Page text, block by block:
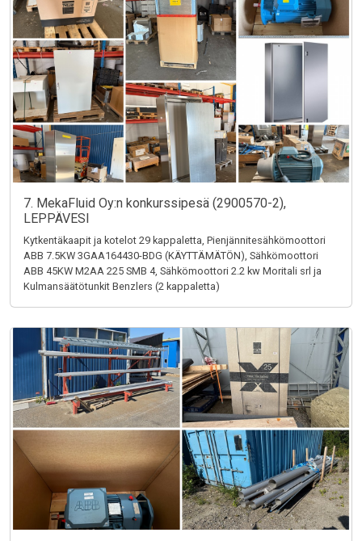
7. MekaFluid Oy:n konkurssipesä (2900570-2),
LEPPÄVESI
Kytkentäkaapit ja kotelot 29 kappaletta, Pienjännitesähkömoottori
ABB 7.5KW 3GAA164430-BDG (KÄYTTÄMÄTÖN), Sähkömoottori
ABB 45KW M2AA 225 SMB 4, Sähkömoottori 2.2 kw Moritali srl ja
Kulmansäätötunkit Benzlers (2 kappaletta)